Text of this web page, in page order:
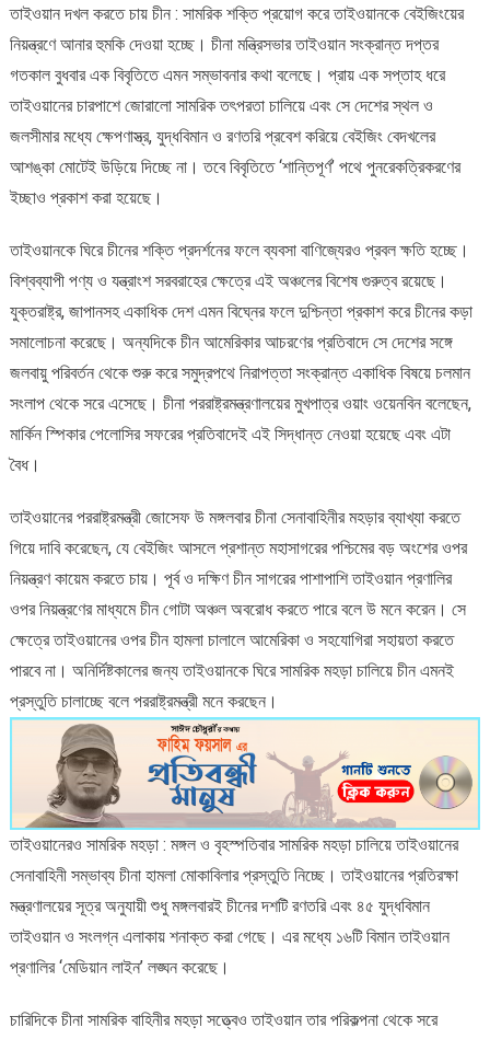
তাইওয়ান দখল করতে চায় চীন : সামরিক শক্তি প্রয়োগ করে তাইওয়ানকে বেইজিংয়ের
নিয়ন্ত্রণে আনার হুমকি দেওয়া হচ্ছে। চীনা মন্ত্রিসভার তাইওয়ান সংক্রান্ত দপ্তর
গতকাল বুধবার এক বিবৃতিতে এমন সম্ভাবনার কথা বলেছে। প্রায় এক সপ্তাহ ধরে
তাইওয়ানের চারপাশে জোরালো সামরিক তৎপরতা চালিয়ে এবং সে দেশের স্থল ও
জলসীমার মধ্যে ক্ষেপণাস্ত্র, যুদ্ধবিমান ও রণতরি প্রবেশ করিয়ে বেইজিং বেদখলের
আশঙ্কা মোটেই উড়িয়ে দিচ্ছে না। তবে বিবৃতিতে ‘শান্তিপূর্ণ’ পথে পুনরেকত্রিকরণের
ইচ্ছাও প্রকাশ করা হয়েছে।
তাইওয়ানকে ঘিরে চীনের শক্তি প্রদর্শনের ফলে ব্যবসা বাণিজ্যেরও প্রবল ক্ষতি হচ্ছে।
বিশ্বব্যাপী পণ্য ও যন্ত্রাংশ সরবরাহের ক্ষেত্রে এই অঞ্চলের বিশেষ গুরুত্ব রয়েছে।
যুক্তরাষ্ট্র, জাপানসহ একাধিক দেশ এমন বিঘ্নের ফলে দুশ্চিন্তা প্রকাশ করে চীনের কড়া
সমালোচনা করেছে। অন্যদিকে চীন আমেরিকার আচরণের প্রতিবাদে সে দেশের সঙ্গে
জলবায়ু পরিবর্তন থেকে শুরু করে সমুদ্রপথে নিরাপত্তা সংক্রান্ত একাধিক বিষয়ে চলমান
সংলাপ থেকে সরে এসেছে। চীনা পররাষ্ট্রমন্ত্রণালয়ের মুখপাত্র ওয়াং ওয়েনবিন বলেছেন,
মার্কিন স্পিকার পেলোসির সফরের প্রতিবাদেই এই সিদ্ধান্ত নেওয়া হয়েছে এবং এটা
বৈধ।
তাইওয়ানের পররাষ্ট্রমন্ত্রী জোসেফ উ মঙ্গলবার চীনা সেনাবাহিনীর মহড়ার ব্যাখ্যা করতে
গিয়ে দাবি করেছেন, যে বেইজিং আসলে প্রশান্ত মহাসাগরের পশ্চিমের বড় অংশের ওপর
নিয়ন্ত্রণ কায়েম করতে চায়। পূর্ব ও দক্ষিণ চীন সাগরের পাশাপাশি তাইওয়ান প্রণালির
ওপর নিয়ন্ত্রণের মাধ্যমে চীন গোটা অঞ্চল অবরোধ করতে পারে বলে উ মনে করেন। সে
ক্ষেত্রে তাইওয়ানের ওপর চীন হামলা চালালে আমেরিকা ও সহযোগিরা সহায়তা করতে
পারবে না। অনির্দিষ্টকালের জন্য তাইওয়ানকে ঘিরে সামরিক মহড়া চালিয়ে চীন এমনই
প্রস্তুতি চালাচ্ছে বলে পররাষ্ট্রমন্ত্রী মনে করছেন।
তাইওয়ানেরও সামরিক মহড়া : মঙ্গল ও বৃহস্পতিবার সামরিক মহড়া চালিয়ে তাইওয়ানের
সেনাবাহিনী সম্ভাব্য চীনা হামলা মোকাবিলার প্রস্তুতি নিচ্ছে। তাইওয়ানের প্রতিরক্ষা
মন্ত্রণালয়ের সূত্র অনুযায়ী শুধু মঙ্গলবারই চীনের দশটি রণতরি এবং ৪৫ যুদ্ধবিমান
তাইওয়ান ও সংলগ্ন এলাকায় শনাক্ত করা গেছে। এর মধ্যে ১৬টি বিমান তাইওয়ান
প্রণালির ‘মেডিয়ান লাইন’ লঙ্ঘন করেছে।
চারিদিকে চীনা সামরিক বাহিনীর মহড়া সত্ত্বেও তাইওয়ান তার পরিকল্পনা থেকে সরে